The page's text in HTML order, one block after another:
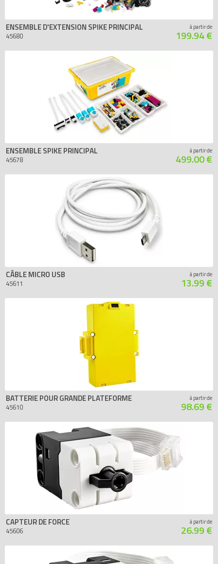
ENSEMBLE D'EXTENSION SPIKE PRINCIPAL
45680
à partir de
199.94 €
ENSEMBLE SPIKE PRINCIPAL
45678
à partir de
499.00 €
CÂBLE MICRO USB
45611
à partir de
13.99 €
BATTERIE POUR GRANDE PLATEFORME
45610
à partir de
98.69 €
CAPTEUR DE FORCE
45606
à partir de
26.99 €